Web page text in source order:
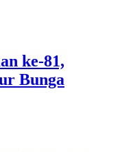
ke-81,
Bunga